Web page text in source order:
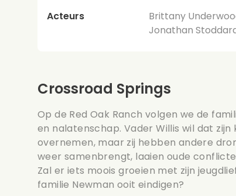
Acteurs
Brittany
Jonathan
Crossroad Springs
Op de Red Oak Ranch volgen we de
en nalatenschap. Vader Willis wil dat
overnemen, maar zij hebben andere
weer samenbrengt, laaien oude
Zal er iets moois groeien met zijn
familie Newman ooit eindigen?